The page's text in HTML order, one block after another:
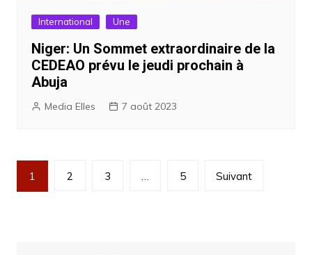
International Une
Niger: Un Sommet extraordinaire de la
CEDEAO prévu le jeudi prochain à
Abuja
Media Elles 7 août 2023
Navigation
des
1 2 3 … 5 Suivant